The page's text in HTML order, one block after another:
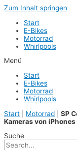
Zum Inhalt springen
Start
E-Bikes
Motorrad
Whirlpools
Menü
Start
E-Bikes
Motorrad
Whirlpools
Start
Motorrad
SP
Kameras von iPhones
Suche